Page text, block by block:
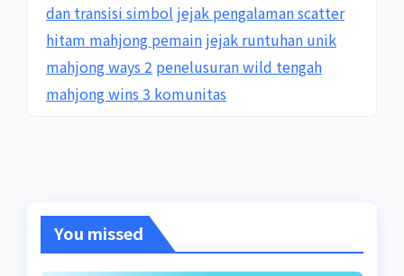
dan transisi simbol jejak pengalaman scatter
hitam mahjong pemain jejak runtuhan unik
mahjong ways 2 penelusuran wild tengah
mahjong wins 3 komunitas
You missed